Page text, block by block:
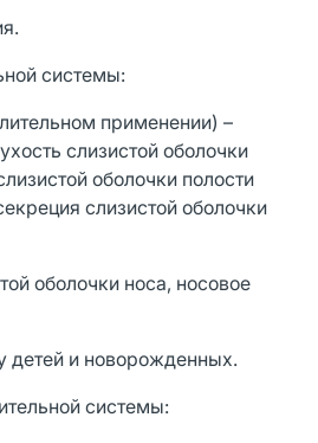
системы:
применении) –
слизистой оболочки
оболочки полости
слизистой оболочки
оболочки носа, носовое
детей и новорожденных.
системы: